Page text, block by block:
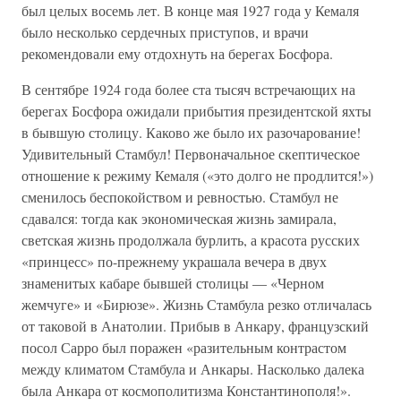
был целых восемь лет. В конце мая 1927 года у Кемаля
было несколько сердечных приступов, и врачи
рекомендовали ему отдохнуть на берегах Босфора.
В сентябре 1924 года более ста тысяч встречающих на
берегах Босфора ожидали прибытия президентской яхты
в бывшую столицу. Каково же было их разочарование!
Удивительный Стамбул! Первоначальное скептическое
отношение к режиму Кемаля («это долго не продлится!»)
сменилось беспокойством и ревностью. Стамбул не
сдавался: тогда как экономическая жизнь замирала,
светская жизнь продолжала бурлить, а красота русских
«принцесс» по-прежнему украшала вечера в двух
знаменитых кабаре бывшей столицы — «Черном
жемчуге» и «Бирюзе». Жизнь Стамбула резко отличалась
от таковой в Анатолии. Прибыв в Анкару, французский
посол Сарро был поражен «разительным контрастом
между климатом Стамбула и Анкары. Насколько далека
была Анкара от космополитизма Константинополя!».